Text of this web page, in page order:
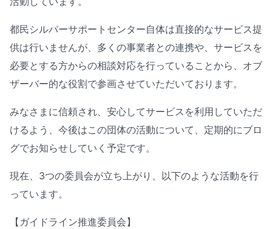
都民シルバーサポートセンター自体は直接的なサービス提
供は行いませんが、多くの事業者との連携や、サービスを
必要とする方からの相談対応を行っていることから、オブ
ザーバー的な役割で参画させていただいております。
みなさまに信頼され、安心してサービスを利用していただ
けるよう、今後はこの団体の活動について、定期的にブロ
グでお知らせしていく予定です。
現在、3つの委員会が立ち上がり、以下のような活動を行
っています。
【ガイドライン推進委員会】